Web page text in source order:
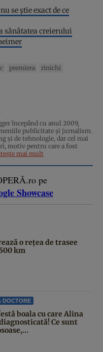
se știe exact de ce
sănătatea creierului
premiera
rinichi
începând cu anul 2009,
publicitate și jurnalism.
și de tehnologie, dar cel mai
motiv pentru care a fost
mai mult
pe
Showcase
o rețea de trasee
km
DOCTORE
boala cu care Alina
Ce sunt